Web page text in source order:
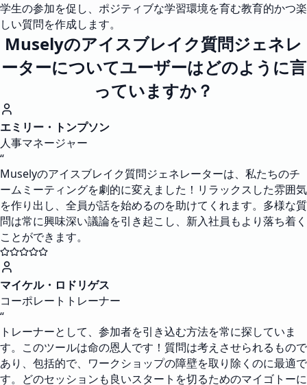
学生の参加を促し、ポジティブな学習環境を育む教育的かつ楽
しい質問を作成します。
Muselyのアイスブレイク質問ジェネレ
ーターについてユーザーはどのように言
っていますか？
エミリー・トンプソン
人事マネージャー
“
Muselyのアイスブレイク質問ジェネレーターは、私たちのチ
ームミーティングを劇的に変えました！リラックスした雰囲気
を作り出し、全員が話を始めるのを助けてくれます。多様な質
問は常に興味深い議論を引き起こし、新入社員もより落ち着く
ことができます。
マイケル・ロドリゲス
コーポレートトレーナー
“
トレーナーとして、参加者を引き込む方法を常に探していま
す。このツールは命の恩人です！質問は考えさせられるもので
あり、包括的で、ワークショップの障壁を取り除くのに最適で
す。どのセッションも良いスタートを切るためのマイゴトーに